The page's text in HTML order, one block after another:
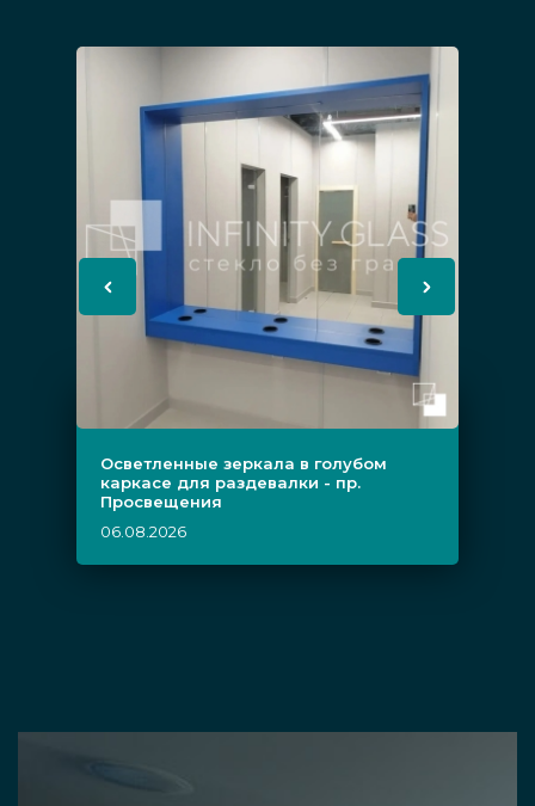
Осветленные зеркала в голубом
каркасе для раздевалки - пр.
Просвещения
06.08.2026